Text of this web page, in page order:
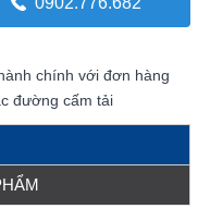
chính với đơn hàng
đường cấm tải